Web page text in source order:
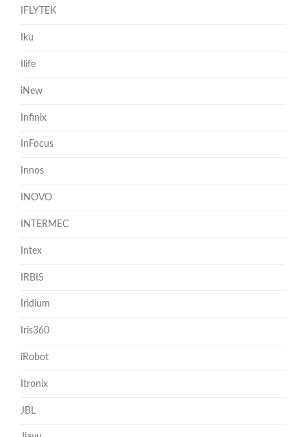
IFLYTEK
Iku
Ilife
iNew
Infinix
InFocus
Innos
INOVO
INTERMEC
Intex
IRBIS
Iridium
Iris360
iRobot
Itronix
JBL